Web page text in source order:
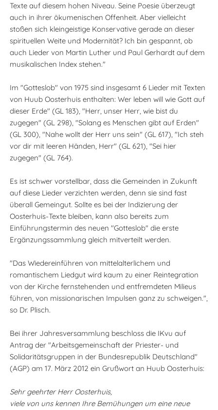
Texte auf diesem hohen Niveau. Seine Poesie überzeugt
auch in ihrer ökumenischen Offenheit. Aber vielleicht
stoßen sich kleingeistige Konservative gerade an dieser
spirituellen Weite und Modernität? Ich bin gespannt, ob
auch Lieder von Martin Luther und Paul Gerhardt auf dem
musikalischen Index stehen."
Im "Gotteslob" von 1975 sind insgesamt 6 Lieder mit Texten
von Huub Oosterhuis enthalten: Wer leben will wie Gott auf
dieser Erde" (GL 183), "Herr, unser Herr, wie bist du
zugegen" (GL 298), "Solang es Menschen gibt auf Erden"
(GL 300), "Nahe wollt der Herr uns sein" (GL 617), "Ich steh
vor dir mit leeren Händen, Herr" (GL 621), "Sei hier
zugegen" (GL 764).
Es ist schwer vorstellbar, dass die Gemeinden in Zukunft
auf diese Lieder verzichten werden, denn sie sind fast
überall Gemeingut. Sollte es bei der Indizierung der
Oosterhuis-Texte bleiben, kann also bereits zum
Einführungstermin des neuen "Gotteslob" die erste
Ergänzungssammlung gleich mitverteilt werden.
"Das Wiedereinführen von mittelalterlichem und
romantischem Liedgut wird kaum zu einer Reintegration
von der Kirche fernstehenden und entfremdeten Milieus
führen, von missionarischen Impulsen ganz zu schweigen.",
so Dr. Plisch.
Bei ihrer Jahresversammlung beschloss die IKvu auf
Antrag der "Arbeitsgemeinschaft der Priester- und
Solidaritätsgruppen in der Bundesrepublik Deutschland"
(AGP) am 17. März 2012 ein Grußwort an Huub Oosterhuis:
Sehr geehrter Herr Oosterhuis,
viele von uns kennen Ihre Bemühungen um eine neue